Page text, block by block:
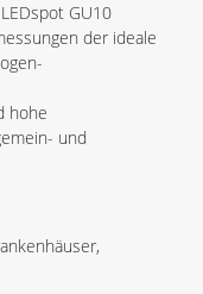
GU10
der ideale
hohe
und